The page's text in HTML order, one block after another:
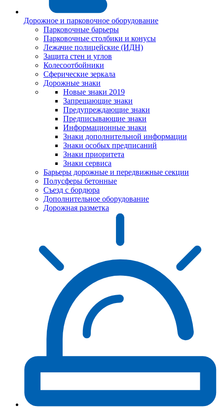
Дорожное и парковочное оборудование
Парковочные барьеры
Парковочные столбики и конусы
Лежачие полицейские (ИДН)
Защита стен и углов
Колесоотбойники
Сферические зеркала
Дорожные знаки
Новые знаки 2019
Запрещающие знаки
Предупреждающие знаки
Предписывающие знаки
Информационные знаки
Знаки дополнительной информации
Знаки особых предписаний
Знаки приоритета
Знаки сервиса
Барьеры дорожные и передвижные секции
Полусферы бетонные
Съезд с бордюра
Дополнительное оборудование
Дорожная разметка